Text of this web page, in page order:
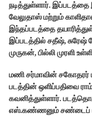
நடித்துள்ளார். இப்படத்தை
வேலுதாஸ் மற்றும்
இந்தப்படத்தை
இப்படத்தில் சதீஷ், சுரேஷ்
முருகன், பில்லி முரளி
மணி சர்மாவின்
படத்தின் ஒளிப்பதிவை
கவனித்துள்ளார்.
எஸ்.கண்ணனும் சண்டைப்